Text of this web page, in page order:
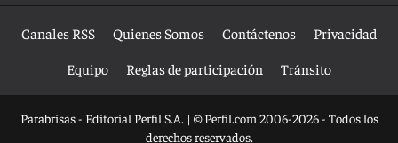
Canales RSS Quienes Somos Contáctenos
Privacidad
Equipo
Reglas de participación Tránsito
Parabrisas - Editorial Perfil S.A. | © Perfil.com 2006-2026 - Todos los
derechos reservados.